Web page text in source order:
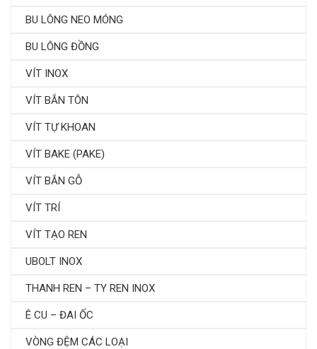
BU LÔNG NEO MÓNG
BU LÔNG ĐỒNG
VÍT INOX
VÍT BẮN TÔN
VÍT TỰ KHOAN
VÍT BAKE (PAKE)
VÍT BẮN GỖ
VÍT TRÍ
VÍT TẠO REN
UBOLT INOX
THANH REN – TY REN INOX
Ê CU – ĐAI ỐC
VÒNG ĐỆM CÁC LOẠI